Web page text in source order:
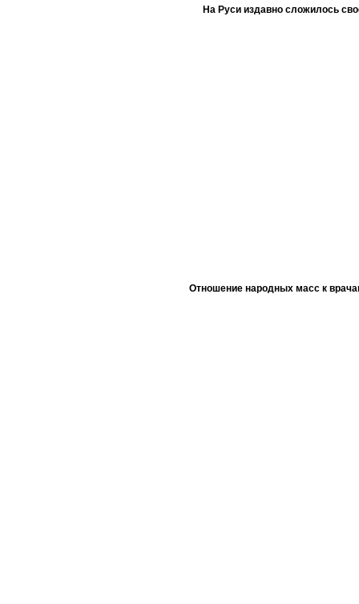
На Руси издавно сложилось
Отношение народных масс к